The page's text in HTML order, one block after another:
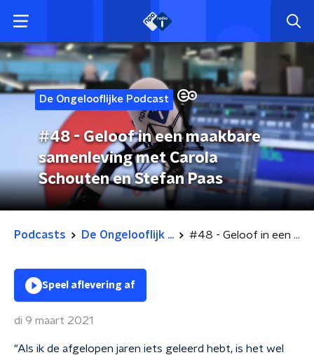
De Ongelooflijke Podcast
#48 - Geloof in een maakbare
samenleving met Carola
Schouten en Stefan Paas
Podcasts De Ongelooflijk ... #48 - Geloof in een maakbare samenleving met Carola Schouten en Stefan Paas
Speel aflevering af
di 9 maart 2021
"Als ik de afgelopen jaren iets geleerd hebt, is het wel